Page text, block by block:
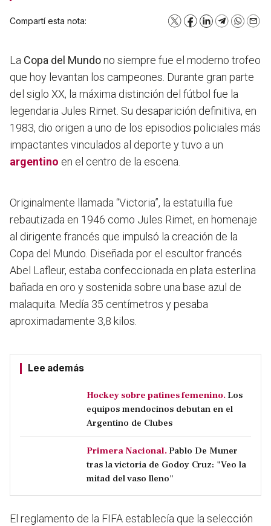
Compartí esta nota: X Facebook
LinkedInTelegram
La Copa del Mundono siempre fue el moderno trofeo
que hoy levantan los campeones. Durante gran parte
del siglo XX, la máxima distinción del fútbol fue la
legendaria Jules Rimet. Su desaparición definitiva, en
1983, dio origen a uno de los episodios policiales más
impactantes vinculados al deporte y tuvo a un
argentino en el centro de la escena.
Originalmente llamada “Victoria”, la estatuilla fue
rebautizada en 1946 como Jules Rimet, en homenaje
al dirigente francés que impulsó la creación de la
Copa del Mundo. Diseñada por el escultor francés
Abel Lafleur, estaba confeccionada en plata esterlina
bañada en oro y sostenida sobre una base azul de
malaquita. Medía 35 centímetros y pesaba
aproximadamente 3,8 kilos.
Lee además
Hockey sobre patines femenino. Los
equipos mendocinos debutan en el
Argentino de Clubes
Primera Nacional. Pablo De Muner
tras la victoria de Godoy Cruz: "Veo la
mitad del vaso lleno"
El reglamento de la FIFA establecía que la selección